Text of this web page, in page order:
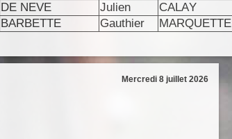
DE NEVE Julien CALAY
BARBETTE Gauthier MARQUETTE
Mercredi 8 juillet 2026